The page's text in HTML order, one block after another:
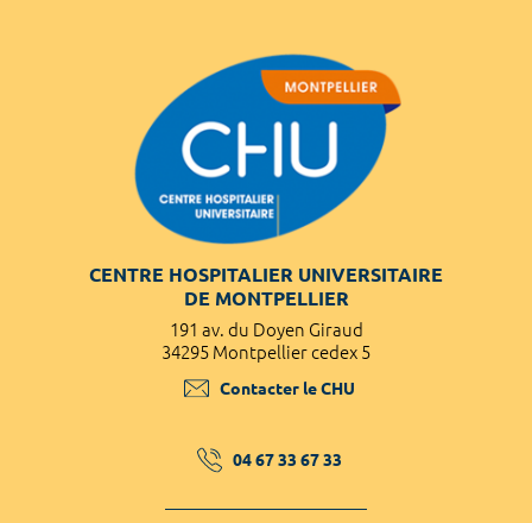
CENTRE HOSPITALIER UNIVERSITAIRE
DE MONTPELLIER
191 av. du Doyen Giraud
34295 Montpellier cedex 5
Contacter le CHU
04 67 33 67 33